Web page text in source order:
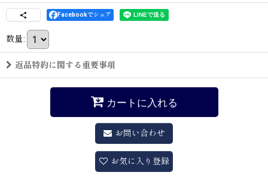
Facebookでシェア
数量:
返品特約に関する重要事項
カートに入れる
お問い合わせ
お気に入り登録